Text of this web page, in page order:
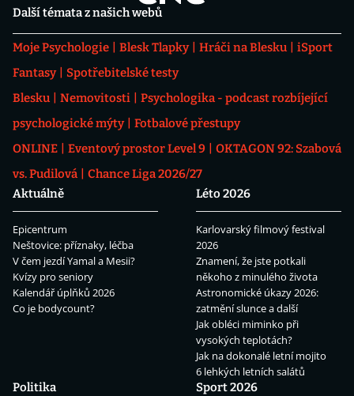
Další témata z našich webů
Moje Psychologie Blesk Tlapky Hráči na Blesku
iSport
Fantasy
Spotřebitelské testy
Blesku
Nemovitosti
Psychologika - podcast rozbíjející
psychologické mýty
Fotbalové přestupy
ONLINE
Eventový prostor Level 9
OKTAGON 92: Szabová
vs. Pudilová
Chance Liga 2026/27
Aktuálně
Epicentrum
Neštovice: příznaky, léčba
V čem jezdí Yamal a Mesii?
Kvízy pro seniory
Kalendář úplňků 2026
Co je bodycount?
Léto 2026
Karlovarský filmový festival
2026
Znamení, že jste potkali
někoho z minulého života
Astronomické úkazy 2026:
zatmění slunce a další
Jak obléci miminko při
vysokých teplotách?
Jak na dokonalé letní mojito
6 lehkých letních salátů
Politika
Sport 2026